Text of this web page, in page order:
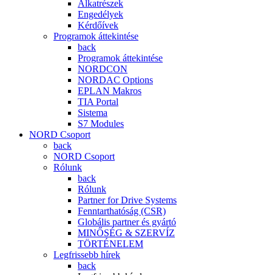
Alkatrészek
Engedélyek
Kérdőívek
Programok áttekintése
back
Programok áttekintése
NORDCON
NORDAC Options
EPLAN Makros
TIA Portal
Sistema
S7 Modules
NORD Csoport
back
NORD Csoport
Rólunk
back
Rólunk
Partner for Drive Systems
Fenntarthatóság (CSR)
Globális partner és gyártó
MINŐSÉG & SZERVÍZ
TÖRTÉNELEM
Legfrissebb hírek
back